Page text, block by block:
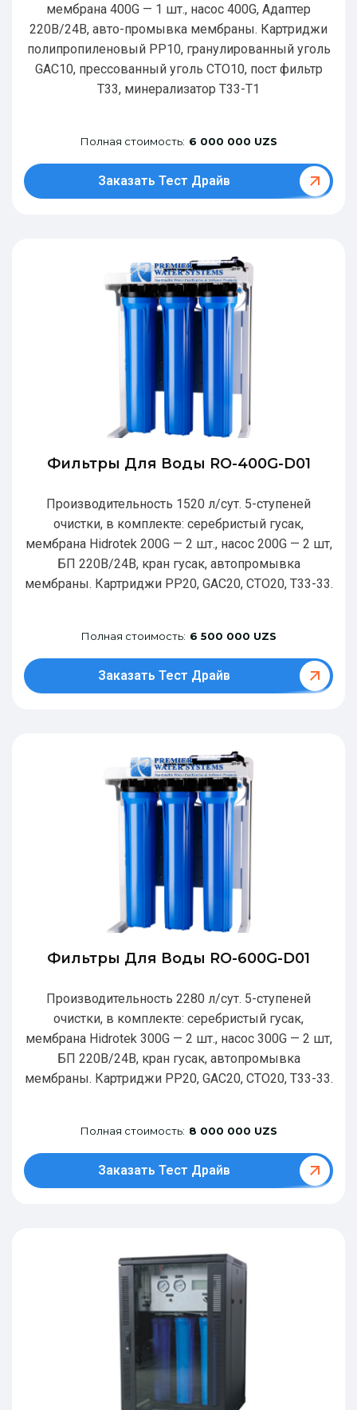
мембрана 400G — 1 шт., насос 400G, Адаптер
220В/24В, авто-промывка мембраны. Картриджи
полипропиленовый РР10, гранулированный уголь
GAC10, прессованный уголь CTO10, пост фильтр
T33, минерализатор Т33-Т1
Полная стоимость: 6 000 000 UZS
Заказать Тест Драйв
Фильтры Для Воды RO-400G-D01
Производительность 1520 л/сут. 5-ступеней
очистки, в комплекте: серебристый гусак,
мембрана Hidrotek 200G — 2 шт., насос 200G — 2 шт,
БП 220В/24В, кран гусак, автопромывка
мембраны. Картриджи РР20, GAC20, CTO20, T33-33.
Полная стоимость: 6 500 000 UZS
Заказать Тест Драйв
Фильтры Для Воды RO-600G-D01
Производительность 2280 л/сут. 5-ступеней
очистки, в комплекте: серебристый гусак,
мембрана Hidrotek 300G — 2 шт., насос 300G — 2 шт,
БП 220В/24В, кран гусак, автопромывка
мембраны. Картриджи РР20, GAC20, CTO20, T33-33.
Полная стоимость: 8 000 000 UZS
Заказать Тест Драйв